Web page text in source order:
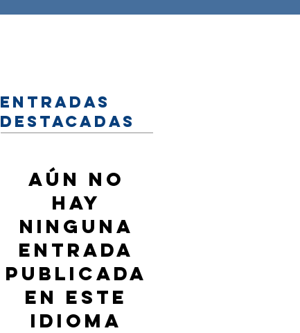
Entradas
destacadas
Aún no
hay
ninguna
entrada
publicada
en este
idioma